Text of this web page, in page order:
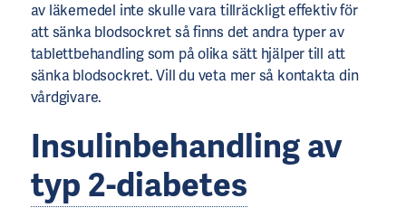
av läkemedel inte skulle vara tillräckligt effektiv för
att sänka blodsockret så finns det andra typer av
tablettbehandling som på olika sätt hjälper till att
sänka blodsockret. Vill du veta mer så kontakta din
vårdgivare.
Insulinbehandling av
typ 2-diabetes